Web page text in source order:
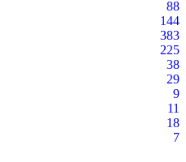
88
144
383
225
38
29
9
11
18
7